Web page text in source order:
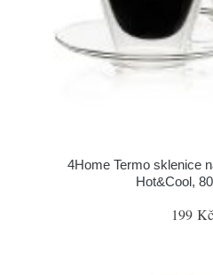
4Home Termo sklenice
Hot&Cool,
199 Kč